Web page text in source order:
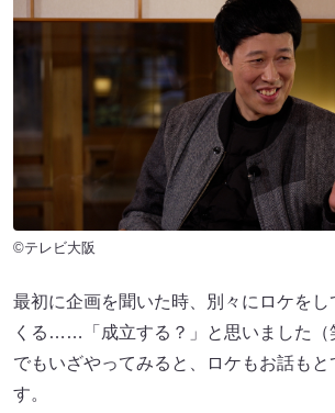
©テレビ大阪
最初に企画を聞いた時、別々にロケをし
くる……「成立する？」と思いました（
でもいざやってみると、ロケもお話も
す。